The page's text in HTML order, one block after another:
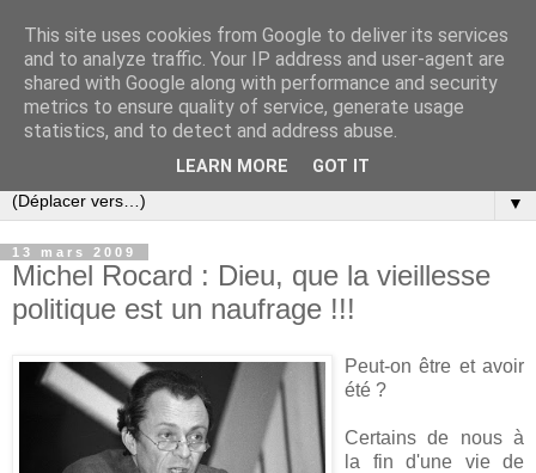
Slovar les Nouvelles
Blog citoyen d'informations, de décryptages et de
commentaires depuis 2005
▼
13 mars 2009
Michel Rocard : Dieu, que la vieillesse
politique est un naufrage !!!
Peut-on être et avoir
été ?
Certains de nous à
la fin d'une vie de
This site uses cookies from Google to deliver its services
and to analyze traffic. Your IP address and user-agent are
shared with Google along with performance and security
metrics to ensure quality of service, generate usage
statistics, and to detect and address abuse.
LEARN MORE GOT IT